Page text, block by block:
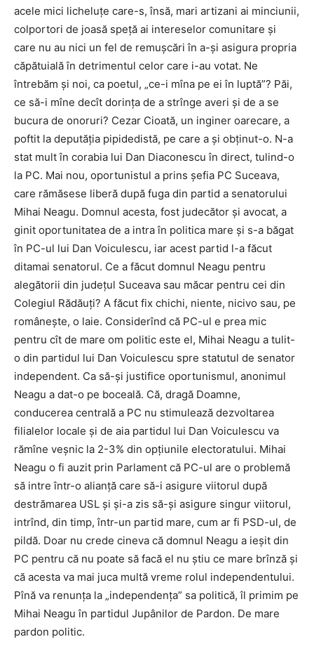
acele mici licheluţe care-s, însă, mari artizani ai minciunii,
colportori de joasă speţă ai intereselor comunitare şi
care nu au nici un fel de remuşcări în a-şi asigura propria
căpătuială în detrimentul celor care i-au votat. Ne
întrebăm şi noi, ca poetul, „ce-i mîna pe ei în luptă”? Păi,
ce să-i mîne decît dorinţa de a strînge averi şi de a se
bucura de onoruri? Cezar Cioată, un inginer oarecare, a
poftit la deputăţia pipidedistă, pe care a şi obţinut-o. N-a
stat mult în corabia lui Dan Diaconescu în direct, tulind-o
la PC. Mai nou, oportunistul a prins şefia PC Suceava,
care rămăsese liberă după fuga din partid a senatorului
Mihai Neagu. Domnul acesta, fost judecător şi avocat, a
ginit oportunitatea de a intra în politica mare şi s-a băgat
în PC-ul lui Dan Voiculescu, iar acest partid l-a făcut
ditamai senatorul. Ce a făcut domnul Neagu pentru
alegătorii din judeţul Suceava sau măcar pentru cei din
Colegiul Rădăuţi? A făcut fix chichi, niente, nicivo sau, pe
româneşte, o laie. Considerînd că PC-ul e prea mic
pentru cît de mare om politic este el, Mihai Neagu a tulit-
o din partidul lui Dan Voiculescu spre statutul de senator
independent. Ca să-şi justifice oportunismul, anonimul
Neagu a dat-o pe boceală. Că, dragă Doamne,
conducerea centrală a PC nu stimulează dezvoltarea
filialelor locale şi de aia partidul lui Dan Voiculescu va
rămîne veşnic la 2-3% din opţiunile electoratului. Mihai
Neagu o fi auzit prin Parlament că PC-ul are o problemă
să intre într-o alianţă care să-i asigure viitorul după
destrămarea USL şi şi-a zis să-şi asigure singur viitorul,
intrînd, din timp, într-un partid mare, cum ar fi PSD-ul, de
pildă. Doar nu crede cineva că domnul Neagu a ieşit din
PC pentru că nu poate să facă el nu ştiu ce mare brînză şi
că acesta va mai juca multă vreme rolul independentului.
Pînă va renunţa la „independenţa” sa politică, îl primim pe
Mihai Neagu în partidul Jupânilor de Pardon. De mare
pardon politic.